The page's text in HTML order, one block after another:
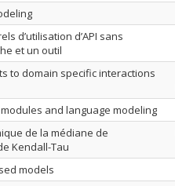
d’utilisation d’API sans
et un outil
to domain specific interactions
and language modeling
de la médiane de
Kendall-Tau
models